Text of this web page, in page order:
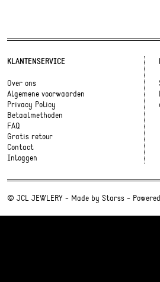
KLANTENSERVICE
Over ons
Algemene voorwaarden
Privacy Policy
Betaalmethoden
FAQ
Gratis retour
Contact
Inloggen
© JCL JEWLERY - Made by Starss -